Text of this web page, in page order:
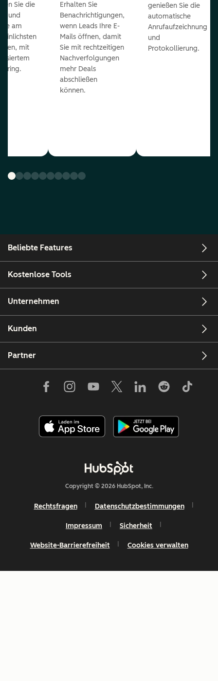
Sie die
und
am
mit
Erhalten Sie
Benachrichtigungen,
wenn Leads Ihre E-
Mails öffnen, damit
Sie mit rechtzeitigen
Nachverfolgungen
mehr Deals
abschließen
können.
genießen Sie die
automatische
Anrufaufzeichnung
und
Protokollierung.
Beliebte Features
Kostenlose Tools
Unternehmen
Kunden
Partner
Copyright © 2026 HubSpot, Inc.
Rechtsfragen Datenschutzbestimmungen
Impressum Sicherheit
Website-Barrierefreiheit Cookies verwalten